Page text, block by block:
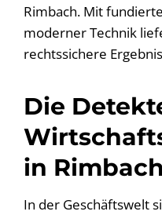
Rimbach. Mit
moderner Technik
rechtssichere
Die
in Rimbach
In der Geschäftswelt